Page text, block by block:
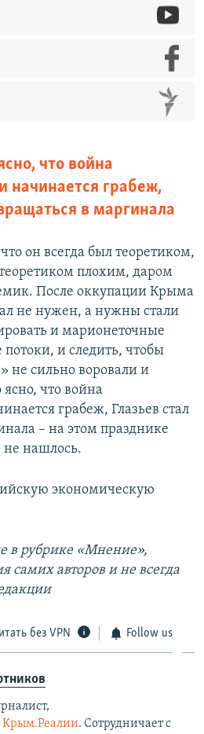
что война
начинается грабеж,
в маргинала
он всегда был теоретиком,
плохим, даром
После оккупации Крыма
не нужен, а нужны стали
и марионеточные
и следить, чтобы
не сильно воровали и
ясно, что война
грабеж, Глазьев стал
– на этом празднике
нашлось.
экономическую
в рубрике «Мнение»,
самих авторов и не всегда
без VPN Follow us
Крым.Реалии. Сотрудничает с